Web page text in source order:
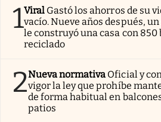
1Viral Gastó los ahorros de su
vacío. Nueve años después,
le construyó una casa con
reciclado
2Nueva normativa Oficial y
vigor la ley que prohíbe
de forma habitual en
patios